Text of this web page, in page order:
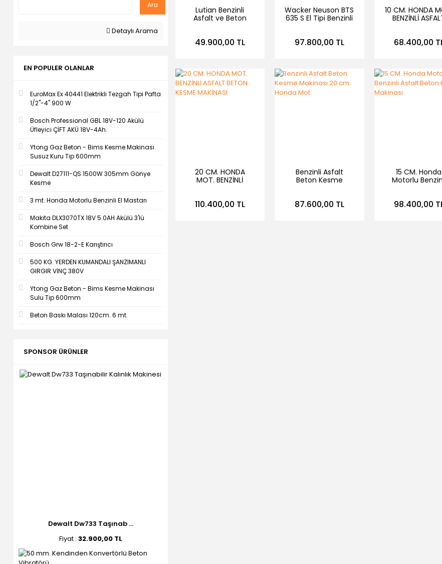
Ara
Detaylı Arama
EN POPULER OLANLAR
EuroMax Ex 40441 Elektrikli Tezgah Tipi Pafta
1/2''-4'' 900 W
Bosch Professional GBL 18V-120 Akülü
Üfleyici ÇİFT AKÜ 18V-4Ah.
Ytong Gaz Beton - Bims Kesme Makinası
Susuz Kuru Tip 600mm
Dewalt D27111-QS 1500W 305mm Gönye
Kesme
3 mt. Honda Motorlu Benzinli El Mastarı
Makita DLX3070TX 18V 5.0AH Akülü 3'lü
Kombine Set
Bosch Grw 18-2-E Karıştırıcı
500 KG. YERDEN KUMANDALI ŞANZIMANLI
GIRGIR VİNÇ 380V
Ytong Gaz Beton - Bims Kesme Makinası
Sulu Tip 600mm
Beton Baskı Malası 120cm. 6 mt.
SPONSOR ÜRÜNLER
Dewalt Dw733 Taşınab ...
Fiyat : 32.900,00 TL
Lutian Benzinli
Asfalt ve Beton
49.900,00 TL
Wacker Neuson BTS
635 S El Tipi Benzinli
97.800,00 TL
10 CM. HONDA
BENZİNLİ
68.400,00
20 CM. HONDA
MOT. BENZİNLİ
110.400,00 TL
Benzinli Asfalt
Beton Kesme
87.600,00 TL
15 CM. Honda
Motorlu
98.400,00